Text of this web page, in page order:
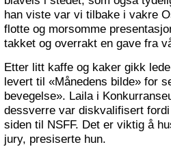
han viste var vi tilbake i vakre
flotte og morsomme
takket og overrakt en gave fra
Etter litt kaffe og kaker gikk
levert til «Månedens bilde» for
bevegelse». Laila i
dessverre var diskvalifisert
siden til NSFF. Det er viktig å
jury, presiserte hun.